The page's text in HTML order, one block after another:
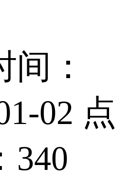
：
02 点
340